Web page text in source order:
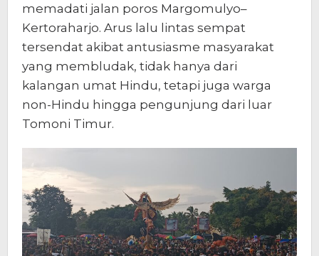
memadati jalan poros Margomulyo–
Kertoraharjo. Arus lalu lintas sempat
tersendat akibat antusiasme masyarakat
yang membludak, tidak hanya dari
kalangan umat Hindu, tetapi juga warga
non-Hindu hingga pengunjung dari luar
Tomoni Timur.